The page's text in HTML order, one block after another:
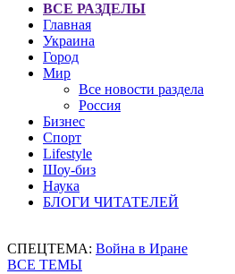
ВСЕ РАЗДЕЛЫ
Главная
Украина
Город
Мир
Все новости раздела
Россия
Бизнес
Спорт
Lifestyle
Шоу-биз
Наука
БЛОГИ ЧИТАТЕЛЕЙ
СПЕЦТЕМА: Война в Иране
ВСЕ ТЕМЫ